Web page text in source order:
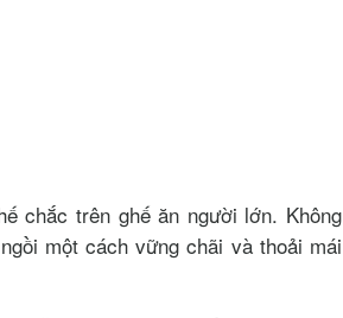
chắc trên ghế ăn người lớn. Không
một cách vững chãi và thoải mái